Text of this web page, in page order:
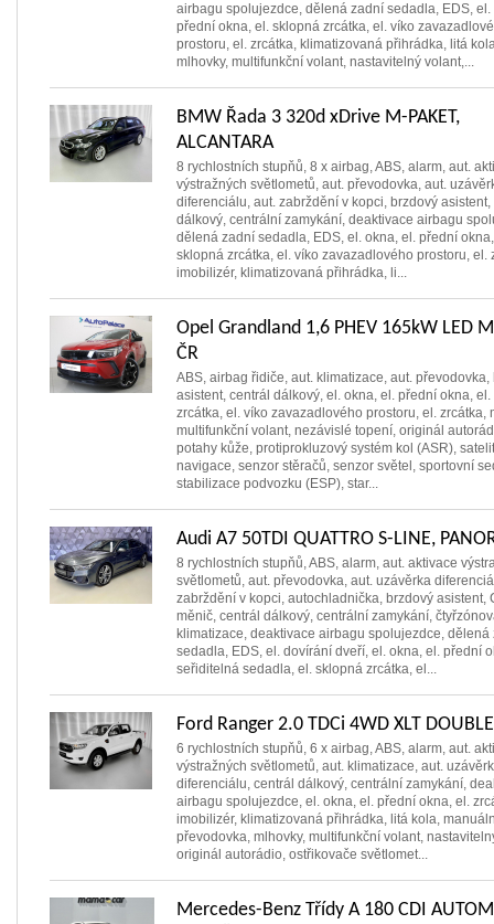
airbagu spolujezdce, dělená zadní sedadla, EDS, el.
přední okna, el. sklopná zrcátka, el. víko
prostoru, el. zrcátka, klimatizovaná přihrádka, litá
mlhovky, multifunkční volant, nastavitelný volant,...
BMW Řada 3 320d xDrive M-PAKET,
ALCANTARA
8 rychlostních stupňů, 8 x airbag, ABS, alarm, aut.
výstražných světlometů, aut. převodovka, aut.
diferenciálu, aut. zabrždění v kopci, brzdový asistent,
dálkový, centrální zamykání, deaktivace airbagu
dělená zadní sedadla, EDS, el. okna, el. přední
sklopná zrcátka, el. víko zavazadlového prostoru, el.
imobilizér, klimatizovaná přihrádka, li...
Opel Grandland 1,6 PHEV 165kW LED
ČR
ABS, airbag řidiče, aut. klimatizace, aut. převodovka,
asistent, centrál dálkový, el. okna, el. přední okna,
zrcátka, el. víko zavazadlového prostoru, el. zrcátka,
multifunkční volant, nezávislé topení, originál
potahy kůže, protiprokluzový systém kol (ASR),
navigace, senzor stěračů, senzor světel, sportovní
stabilizace podvozku (ESP), star...
Audi A7 50TDI QUATTRO S-LINE,
8 rychlostních stupňů, ABS, alarm, aut. aktivace
světlometů, aut. převodovka, aut. uzávěrka
zabrždění v kopci, autochladnička, brzdový asistent,
měnič, centrál dálkový, centrální zamykání,
klimatizace, deaktivace airbagu spolujezdce, dělená
sedadla, EDS, el. dovírání dveří, el. okna, el. přední
seřiditelná sedadla, el. sklopná zrcátka, el...
Ford Ranger 2.0 TDCi 4WD XLT
6 rychlostních stupňů, 6 x airbag, ABS, alarm, aut.
výstražných světlometů, aut. klimatizace, aut.
diferenciálu, centrál dálkový, centrální zamykání,
airbagu spolujezdce, el. okna, el. přední okna, el.
imobilizér, klimatizovaná přihrádka, litá kola,
převodovka, mlhovky, multifunkční volant,
originál autorádio, ostřikovače světlomet...
Mercedes-Benz Třídy A 180 CDI